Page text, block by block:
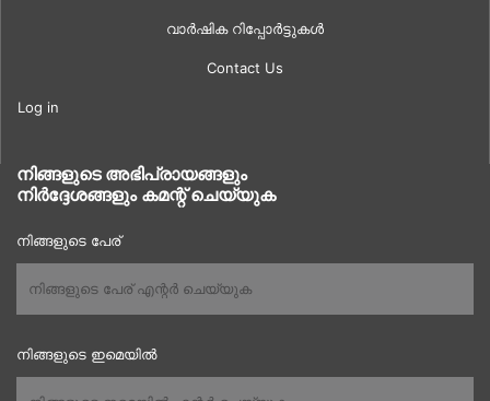
വാർഷിക റിപ്പോർട്ടുകൾ
Contact Us
Log in
നിങ്ങളുടെ അഭിപ്രായങ്ങളും
നിർദ്ദേശങ്ങളും കമന്റ് ചെയ്യുക
നിങ്ങളുടെ പേര്
നിങ്ങളുടെ ഇമെയിൽ